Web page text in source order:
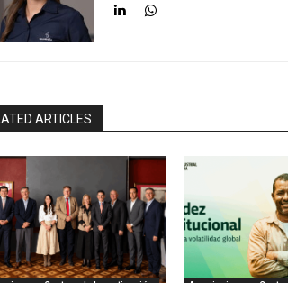
ARTICLES